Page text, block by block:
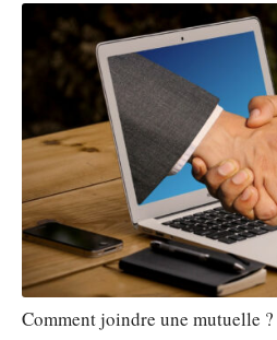
Comment joindre une mutuelle ?